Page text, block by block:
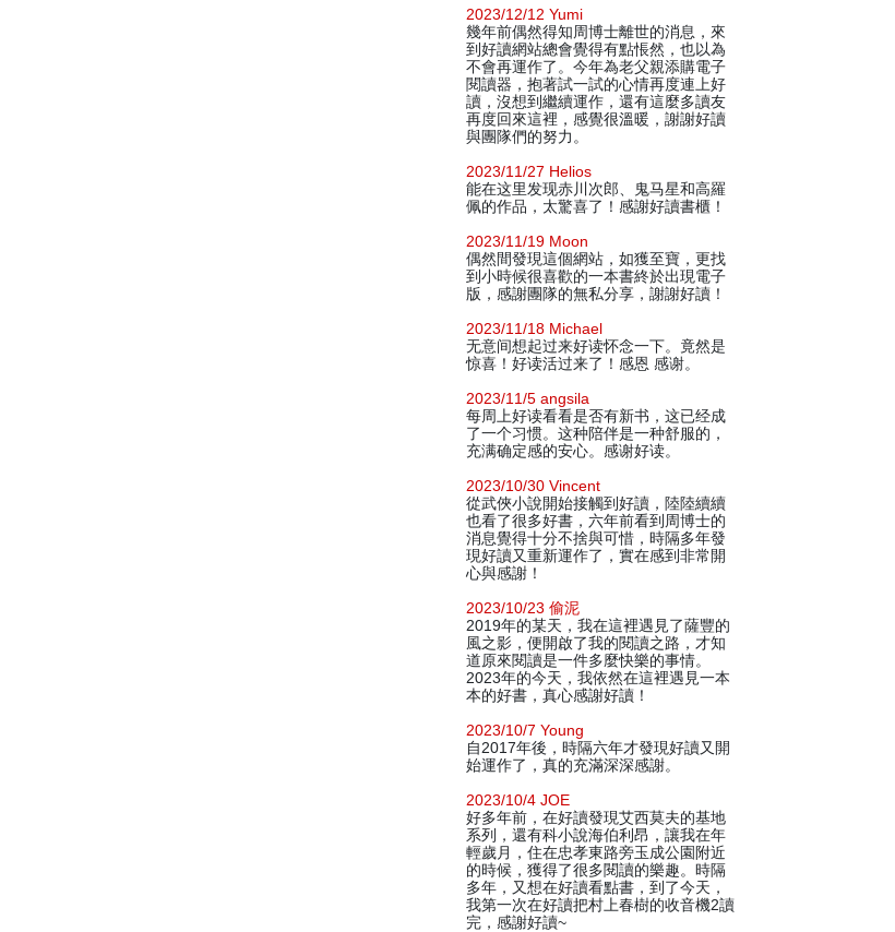
2023/12/12 Yumi
幾年前偶然得知周博士離世的消息，來
到好讀網站總會覺得有點悵然，也以為
不會再運作了。今年為老父親添購電子
閱讀器，抱著試一試的心情再度連上好
讀，沒想到繼續運作，還有這麼多讀友
再度回來這裡，感覺很溫暖，謝謝好讀
與團隊們的努力。
2023/11/27 Helios
能在这里发现赤川次郎、鬼马星和高羅
佩的作品，太驚喜了！感謝好讀書櫃！
2023/11/19 Moon
偶然間發現這個網站，如獲至寶，更找
到小時候很喜歡的一本書終於出現電子
版，感謝團隊的無私分享，謝謝好讀！
2023/11/18 Michael
无意间想起过来好读怀念一下。竟然是
惊喜！好读活过来了！感恩 感谢。
2023/11/5 angsila
每周上好读看看是否有新书，这已经成
了一个习惯。这种陪伴是一种舒服的，
充满确定感的安心。感谢好读。
2023/10/30 Vincent
從武俠小說開始接觸到好讀，陸陸續續
也看了很多好書，六年前看到周博士的
消息覺得十分不捨與可惜，時隔多年發
現好讀又重新運作了，實在感到非常開
心與感謝！
2023/10/23 偷泥
2019年的某天，我在這裡遇見了薩豐的
風之影，便開啟了我的閱讀之路，才知
道原來閱讀是一件多麼快樂的事情。
2023年的今天，我依然在這裡遇見一本
本的好書，真心感謝好讀！
2023/10/7 Young
自2017年後，時隔六年才發現好讀又開
始運作了，真的充滿深深感謝。
2023/10/4 JOE
好多年前，在好讀發現艾西莫夫的基地
系列，還有科小說海伯利昂，讓我在年
輕歲月，住在忠孝東路旁玉成公園附近
的時候，獲得了很多閱讀的樂趣。時隔
多年，又想在好讀看點書，到了今天，
我第一次在好讀把村上春樹的收音機2讀
完，感謝好讀~